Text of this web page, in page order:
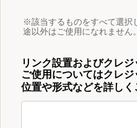
※該当するものをすべて選択
途以外はご使用になれません。
リンク設置およびクレ
ご使用についてはクレ
位置や形式などを詳し